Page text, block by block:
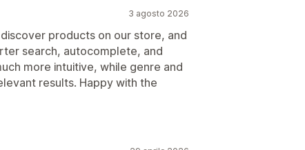
3 agosto 2026
products on our store, and
search, autocomplete, and
more intuitive, while genre and
results. Happy with the